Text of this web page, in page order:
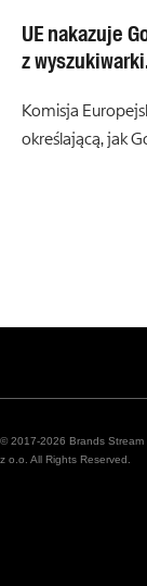
UE nakazuje
z
Komisja
określającą, jak
© 2017-2026 Brands Stream
z o.o. All Rights Reserved.